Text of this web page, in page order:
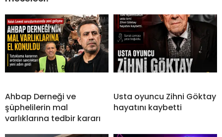
Ahbap Derneği ve
şüphelilerin mal
varlıklarına tedbir kararı
Usta oyuncu Zihni Göktay
hayatını kaybetti